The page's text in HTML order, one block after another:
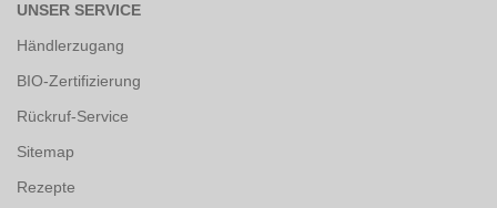
UNSER SERVICE
Händlerzugang
BIO-Zertifizierung
Rückruf-Service
Sitemap
Rezepte